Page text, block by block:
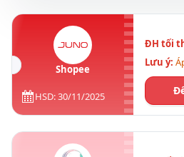
Shopee
HSD: 30/11/2025
ĐH tối
Lưu ý: